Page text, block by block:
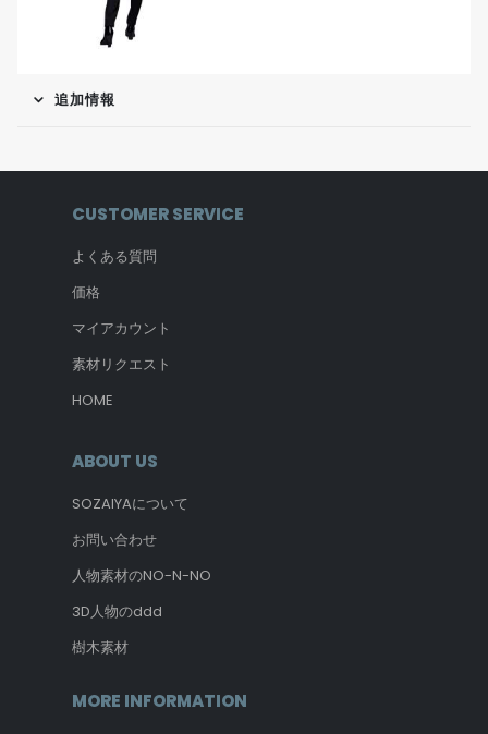
追加情報
CUSTOMER SERVICE
よくある質問
価格
マイアカウント
素材リクエスト
HOME
ABOUT US
SOZAIYAについて
お問い合わせ
人物素材のNO-N-NO
3D人物のddd
樹木素材
MORE INFORMATION